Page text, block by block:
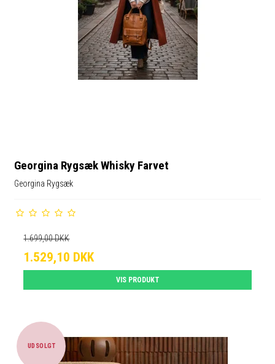
Georgina Rygsæk Whisky Farvet
Georgina Rygsæk
1.699,00 DKK
1.529,10 DKK
VIS PRODUKT
UDSOLGT